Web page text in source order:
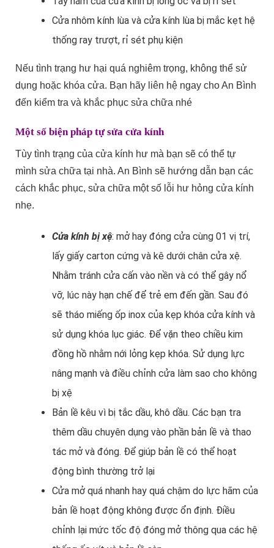
Cửa nhôm kính lùa và cửa kính lùa bị mắc kẹt hệ
thống ray trượt, rỉ sét phụ kiện
Nếu tình trạng hư hại quá nghiêm trọng, không thể sử
dụng hoặc khóa cửa. Bạn hãy liên hệ ngay cho An Bình
đến kiểm tra và khắc phục sửa chữa nhé
Một số biện pháp tự sửa cửa kính
Tùy tình trạng của cửa kính hư mà bạn sẽ có thể tự
mình sửa chữa tại nhà. An Bình sẽ hướng dẫn bạn các
cách khắc phục, sửa chữa một số lỗi hư hỏng cửa kính
nhẹ.
Cửa kính bị xệ: mở hay đóng cửa cùng 01 vị trí,
lấy giấy carton cứng và kê dưới chân cửa xệ.
Nhằm tránh cửa cấn vào nền và có thể gây nổ
vỡ, lúc này hạn chế để trẻ em đến gần. Sau đó
sẽ tháo miếng ốp inox của kẹp khóa cửa kính và
sử dụng khóa lục giác. Để vặn theo chiều kim
đồng hồ nhằm nới lỏng kẹp khóa. Sử dụng lực
nâng mạnh và điều chỉnh cửa làm sao cho không
bị xệ
Bản lề kêu vì bị tắc dầu, khô dầu. Các bạn tra
thêm dầu chuyên dụng vào phần bản lề và thao
tác mở và đóng. Để giúp bản lề có thể hoạt
động bình thường trở lại
Cửa mở quá nhanh hay quá chậm do lực hãm của
bản lề hoạt động không được ổn định. Điều
chỉnh lại mức tốc độ đóng mở thông qua các hệ